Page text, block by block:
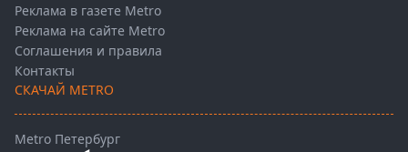
Реклама в газете Metro
Реклама на сайте Metro
Соглашения и правила
Контакты
СКАЧАЙ METRO
Metro Петербург